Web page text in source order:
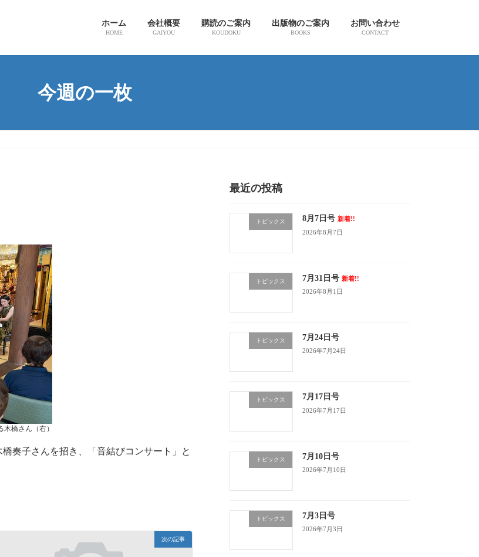
ホーム
HOME
会社概要
GAIYOU
購読のご案内
KOUDOKU
出版物のご案内
BOOKS
お問い合わせ
CONTACT
今週の一枚
橋さん（右）
奏子さんを招き、「音結びコンサート」と
次の記事
最近の投稿
トピックス 8月7日号 新着!!
2026年8月7日
トピックス 7月31日号 新着!!
2026年8月1日
トピックス 7月24日号
2026年7月24日
トピックス 7月17日号
2026年7月17日
トピックス 7月10日号
2026年7月10日
トピックス 7月3日号
2026年7月3日